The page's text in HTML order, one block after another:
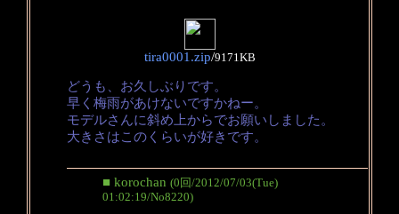
tira0001.zip/9171KB
どうも、お久しぶりです。
早く梅雨があけないですかねー。
モデルさんに斜め上からでお願いしました。
大きさはこのくらいが好きです。
■ korochan (0回/2012/07/03(Tue)
01:02:19/No8220)